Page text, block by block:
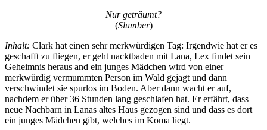
Nur geträumt?
(Slumber)
Inhalt: Clark hat einen sehr merkwürdigen Tag: Irgendwie hat er es
geschafft zu fliegen, er geht nacktbaden mit Lana, Lex findet sein
Geheimnis heraus and ein junges Mädchen wird von einer
merkwürdig vermummten Person im Wald gejagt und dann
verschwindet sie spurlos im Boden. Aber dann wacht er auf,
nachdem er über 36 Stunden lang geschlafen hat. Er erfährt, dass
neue Nachbarn in Lanas altes Haus gezogen sind und dass es dort
ein junges Mädchen gibt, welches im Koma liegt.